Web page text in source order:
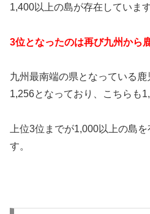
1,400以上の島が存在しています
3位となったのは再び九州から
九州最南端の県となっている
1,256となっており、こちらも
上位3位までが1,000以上の島
す。